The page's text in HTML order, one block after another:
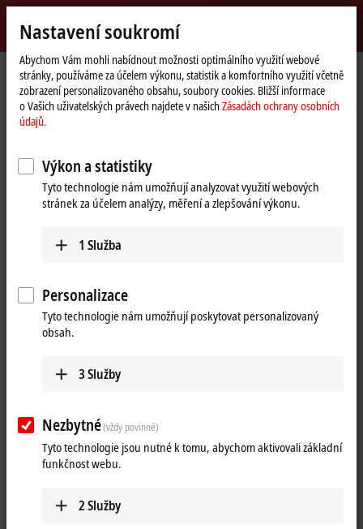
Beckhoff
-
New
Automation
Technology
Domovská
stránka
Products I/O EtherCAT Box
EPxxxx | Industrial housing
EP4xxx | Analog output
EP4xxx | EtherCAT Box, analog
output
signals, e. g. with the levels 0 to 10 V, ±10 V, 0 to 20 mA and 4 to 20 mA.
In addition to analog outputs, the EP43xx modules also have analog
inputs, so that an optimal mix can be used in the field. Some modules
also offer additional inputs/outputs for digital signals.
25 items
Reset all filter values
Results:
Loading content ...
Nastavení soukromí
Abychom Vám mohli nabídnout možnosti optimálního využití webové
stránky, používáme za účelem výkonu, statistik a komfortního využití včetně
zobrazení personalizovaného obsahu, soubory cookies. Bližší informace
o Vašich uživatelských právech najdete v našichZásadách ochrany osobních
údajů.
Výkon a statistiky
Tyto technologie nám umožňují analyzovat využití webových
stránek za účelem analýzy, měření a zlepšování výkonu.
1 Služba
Personalizace
Tyto technologie nám umožňují poskytovat personalizovaný
obsah.
3Služby
Nezbytné(vždy povinné)
Tyto technologie jsou nutné k tomu, abychom aktivovali základní
funkčnost webu.
2Služby